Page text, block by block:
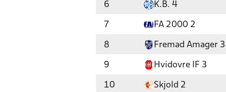
6 K.B. 4
7 FA 2000 2
8 Fremad Amager 3
9 Hvidovre IF 3
10 Skjold 2